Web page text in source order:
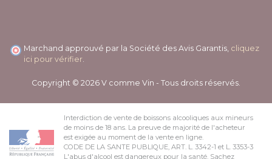
Marchand approuvé par la Société des Avis Garantis, cliquez
ici pour vérifier
Copyright © 2026 V comme Vin - Tous droits réservés.
Interdiction de vente de boissons alcooliques aux mineurs
de moins de 18 ans. La preuve de majorité de l'acheteur
est exigée au moment de la vente en ligne.
CODE DE LA SANTE PUBLIQUE, ART. L. 3342-1 et L. 3353-3
L'abus d'alcool est dangereux pour la santé. Sachez